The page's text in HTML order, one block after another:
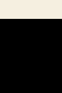
entrada